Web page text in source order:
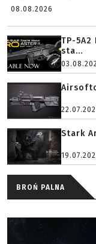
08.08.2026
TP-5A2
sta...
Stark
BROŃ PALNA